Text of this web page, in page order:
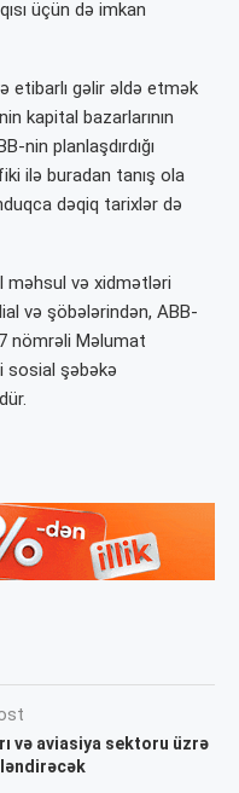
üçün də imkan
etibarlı gəlir əldə etmək
kapital bazarlarının
nin planlaşdırdığı
ilə buradan tanış ola
dəqiq tarixlər də
məhsul və xidmətləri
və şöbələrindən, ABB-
nömrəli Məlumat
sosial şəbəkə
və aviasiya sektoru üzrə